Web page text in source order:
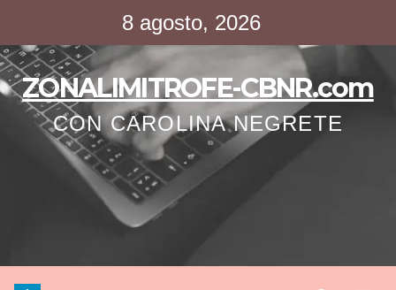
contenido
8 agosto, 2026
ZONALIMITROFE-CBNR.com
CON CAROLINA NEGRETE